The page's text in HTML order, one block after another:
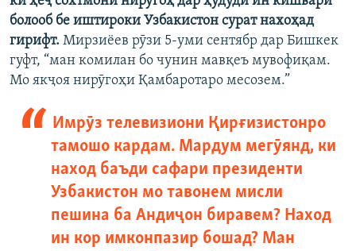
болооб бе иштироки Узбакистон сурат нахоҳад
гирифт. Мирзиёев рӯзи 5-уми сентябр дар Бишкек
гуфт, “ман комилан бо чунин мавқеъ мувофиқам.
Мо якҷоя нирӯгоҳи Қамбаротаро месозем.”
Имрӯз телевизиони Қирғизистонро
тамошо кардам. Мардум мегӯянд, ки
наход баъди сафари президенти
Узбакистон мо тавонем мисли
пешина ба Андиҷон биравем? Наход
ин кор имконпазир бошад? Ман